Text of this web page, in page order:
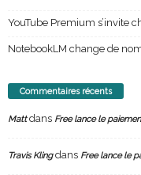
YouTube Premium s’invite
NotebookLM change de
Commentaires récents
Mattdans Free lance le
Travis Klingdans Free lance le